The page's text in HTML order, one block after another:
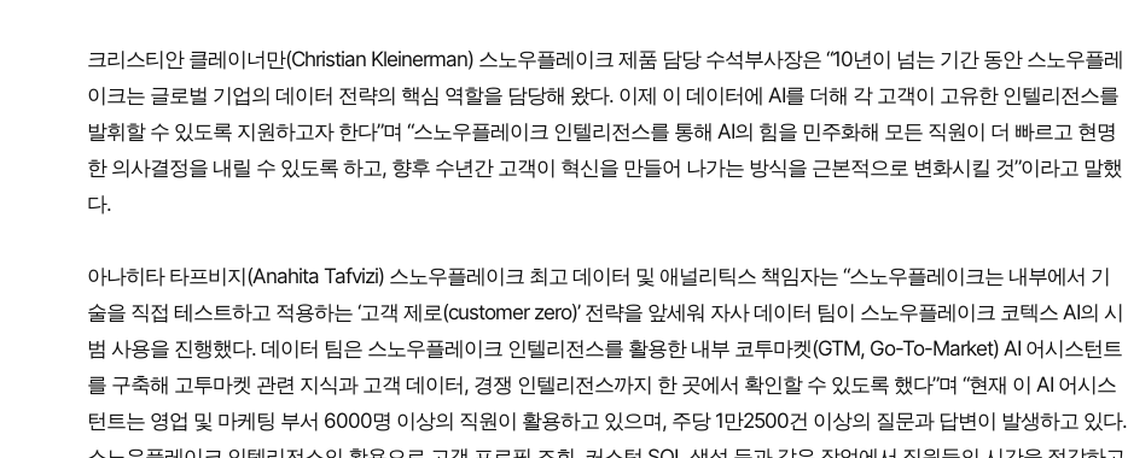
크리스티안 클레이너만(Christian Kleinerman) 스노우플레이크 제품 담당 수석부사장은 “10년이 넘는 기간 동안 스노우플레
이크는 글로벌 기업의 데이터 전략의 핵심 역할을 담당해 왔다. 이제 이 데이터에 AI를 더해 각 고객이 고유한 인텔리전스를
발휘할 수 있도록 지원하고자 한다”며 “스노우플레이크 인텔리전스를 통해 AI의 힘을 민주화해 모든 직원이 더 빠르고 현명
한 의사결정을 내릴 수 있도록 하고, 향후 수년간 고객이 혁신을 만들어 나가는 방식을 근본적으로 변화시킬 것”이라고 말했
다.
아나히타 타프비지(Anahita Tafvizi) 스노우플레이크 최고 데이터 및 애널리틱스 책임자는 “스노우플레이크는 내부에서 기
술을 직접 테스트하고 적용하는 ‘고객 제로(customer zero)’ 전략을 앞세워 자사 데이터 팀이 스노우플레이크 코텍스 AI의 시
범 사용을 진행했다. 데이터 팀은 스노우플레이크 인텔리전스를 활용한 내부 코투마켓(GTM, Go-To-Market) AI 어시스턴트
를 구축해 고투마켓 관련 지식과 고객 데이터, 경쟁 인텔리전스까지 한 곳에서 확인할 수 있도록 했다”며 “현재 이 AI 어시스
턴트는 영업 및 마케팅 부서 6000명 이상의 직원이 활용하고 있으며, 주당 1만2500건 이상의 질문과 답변이 발생하고 있다.